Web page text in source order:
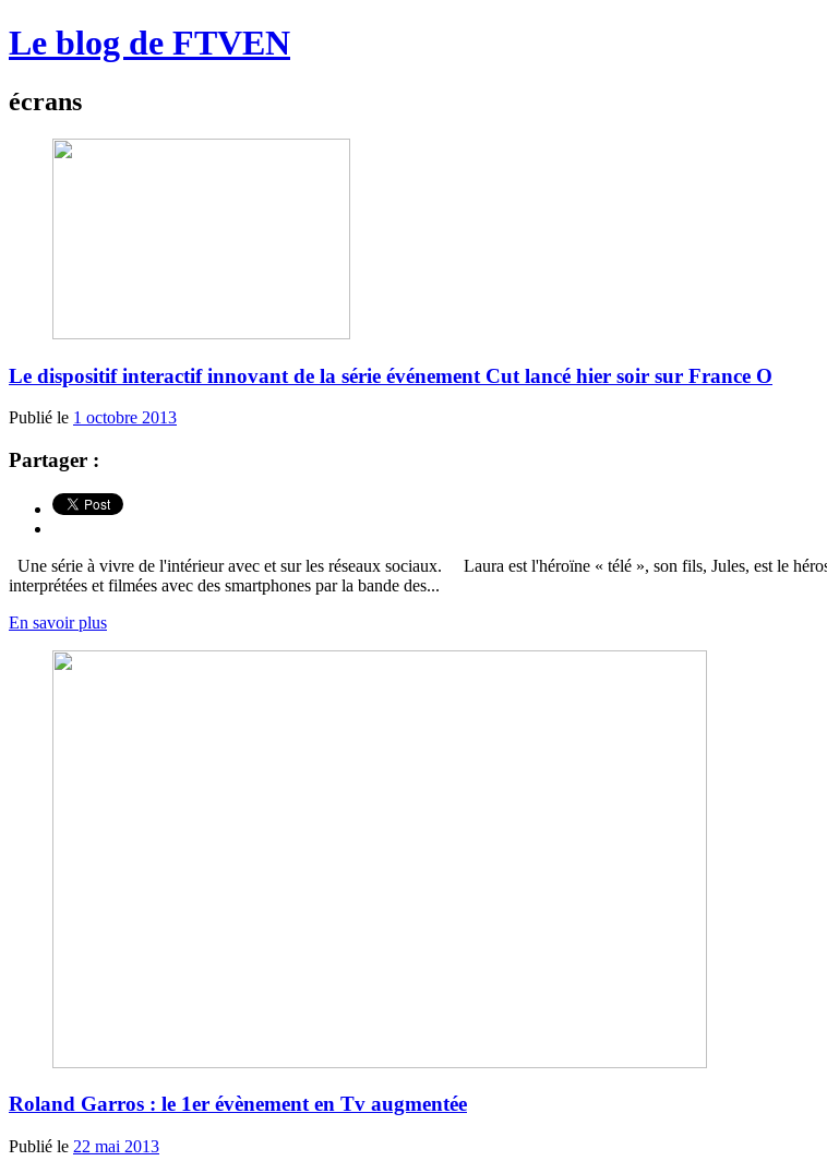
Le blog de FTVEN
écrans
Le dispositif interactif innovant de la série événement Cut lancé hier soir sur France O
Publié le 1 octobre 2013
Partager :
Une série à vivre de l'intérieur avec et sur les réseaux sociaux. Laura est l'héroïne « télé », son fils, Jules, est le
interprétées et filmées avec des smartphones par la bande des...
En savoir plus
Roland Garros : le 1er évènement en Tv augmentée
Publié le 22 mai 2013